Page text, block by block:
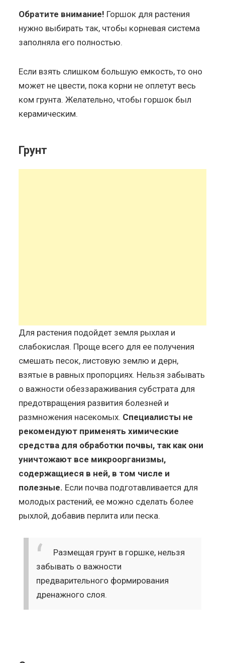
Обратите внимание! Горшок для растения
нужно выбирать так, чтобы корневая система
заполняла его полностью.
Если взять слишком большую емкость, то оно
может не цвести, пока корни не оплетут весь
ком грунта. Желательно, чтобы горшок был
керамическим.
Грунт
Для растения подойдет земля рыхлая и
слабокислая. Проще всего для ее получения
смешать песок, листовую землю и дерн,
взятые в равных пропорциях. Нельзя забывать
о важности обеззараживания субстрата для
предотвращения развития болезней и
размножения насекомых. Специалисты не
рекомендуют применять химические
средства для обработки почвы, так как они
уничтожают все микроорганизмы,
содержащиеся в ней, в том числе и
полезные. Если почва подготавливается для
молодых растений, ее можно сделать более
рыхлой, добавив перлита или песка.
Размещая грунт в горшке, нельзя
забывать о важности
предварительного формирования
дренажного слоя.